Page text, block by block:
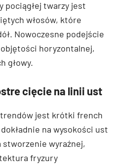
pociągłej twarzy jest
włosów, które
Nowoczesne podejście
horyzontalnej,
głowy.
cięcie na linii ust
jest krótki french
na wysokości ust
wyraźnej,
fryzury